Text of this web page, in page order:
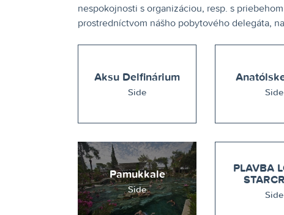
nespokojnosti s organizáciou, resp. s
prostredníctvom nášho pobytového delegáta,
Aksu Delfinárium
Side Side
Pamukkale
Side
PLAVBA
Side